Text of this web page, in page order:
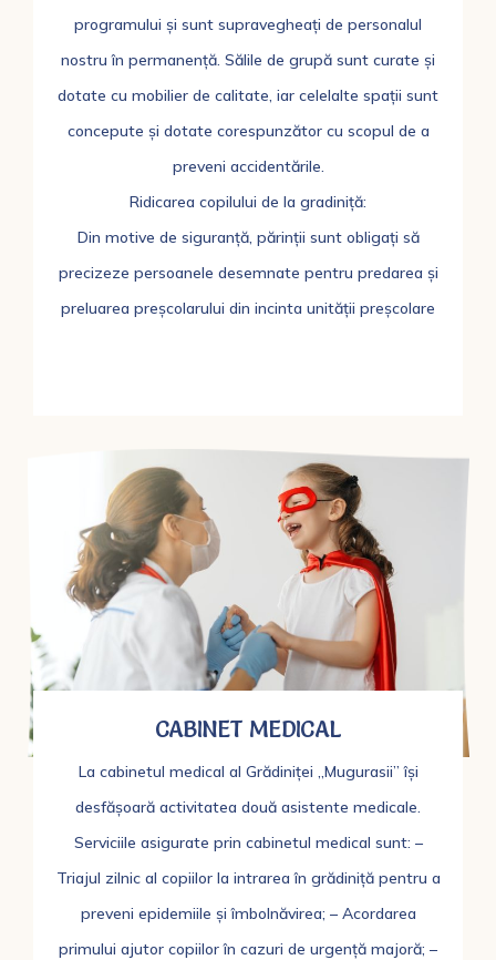
programului și sunt supravegheați de personalul
nostru în permanență. Sălile de grupă sunt curate și
dotate cu mobilier de calitate, iar celelalte spații sunt
concepute și dotate corespunzător cu scopul de a
preveni accidentările.
Ridicarea copilului de la gradiniță:
Din motive de siguranță, părinții sunt obligați să
precizeze persoanele desemnate pentru predarea și
preluarea preșcolarului din incinta unității preșcolare
CABINET MEDICAL
La cabinetul medical al Grădiniței „Mugurasii” își
desfășoară activitatea două asistente medicale.
Serviciile asigurate prin cabinetul medical sunt: –
Triajul zilnic al copiilor la intrarea în grădiniță pentru a
preveni epidemiile și îmbolnăvirea; – Acordarea
primului ajutor copiilor în cazuri de urgență majoră; –